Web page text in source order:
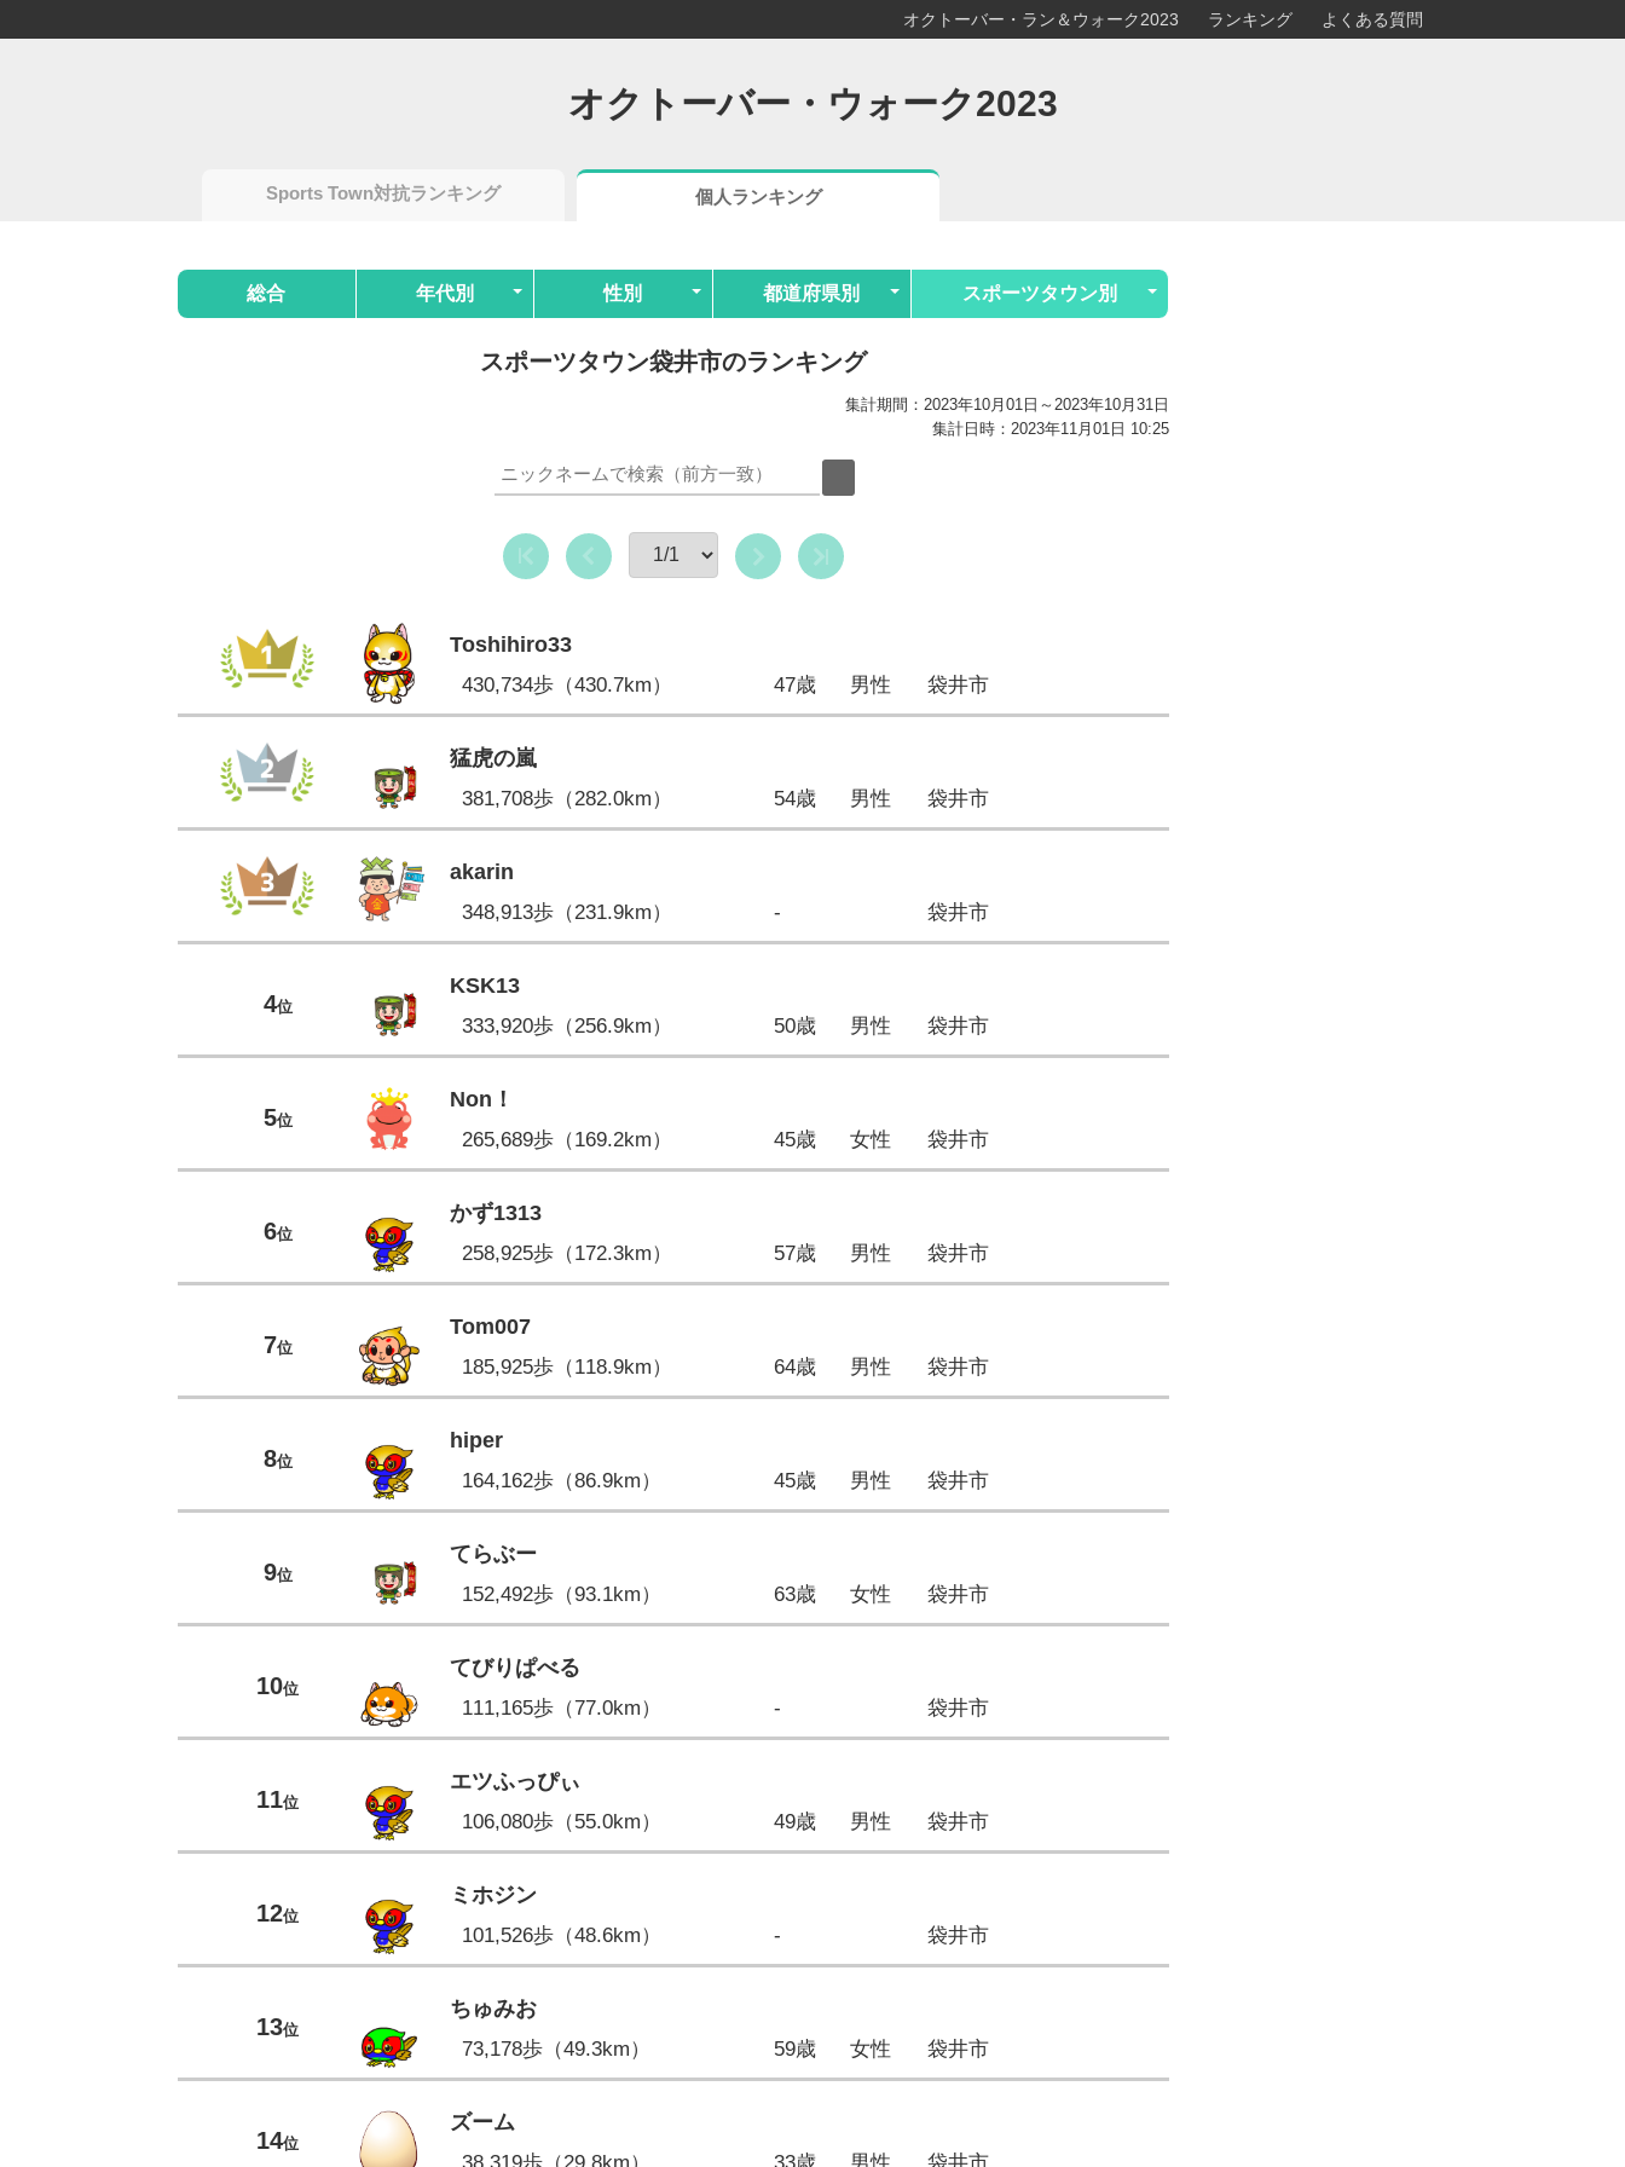
オクトーバー・ラン＆ウォーク2023 ランキング よくある質問
オクトーバー・ウォーク2023
Sports Town対抗ランキング 個人ランキング
総合 年代別 性別 都道府県別 スポーツタウン別
スポーツタウン袋井市のランキング
集計期間：2023年10月01日～2023年10月31日
集計日時：2023年11月01日 10:25
Toshihiro33
430,734歩（430.7km） 47歳 男性 袋井市
猛虎の嵐
381,708歩（282.0km） 54歳 男性 袋井市
akarin
348,913歩（231.9km） - 袋井市
4位
KSK13
333,920歩（256.9km） 50歳 男性 袋井市
5位
Non！
265,689歩（169.2km） 45歳 女性 袋井市
6位
かず1313
258,925歩（172.3km） 57歳 男性 袋井市
7位
Tom007
185,925歩（118.9km） 64歳 男性 袋井市
8位
hiper
164,162歩（86.9km） 45歳 男性 袋井市
9位
てらぶー
152,492歩（93.1km） 63歳 女性 袋井市
10位
てびりぱべる
111,165歩（77.0km） - 袋井市
11位
エツふっぴぃ
106,080歩（55.0km） 49歳 男性 袋井市
12位
ミホジン
101,526歩（48.6km） - 袋井市
13位
ちゅみお
73,178歩（49.3km） 59歳 女性 袋井市
14位
ズーム